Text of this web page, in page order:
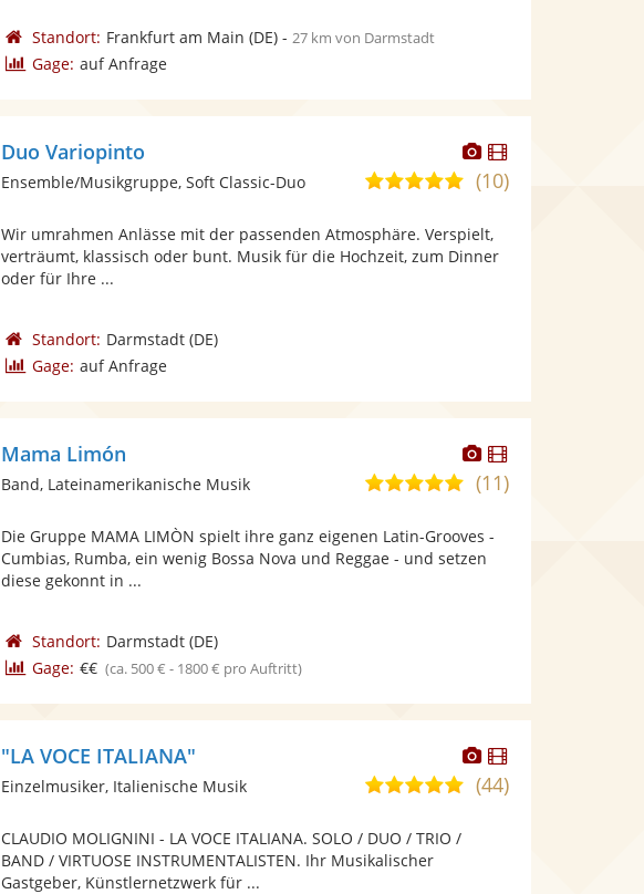
Standort: Frankfurt am Main (DE)- 27 km von Darmstadt
Gage: auf Anfrage
Dieser
Künstler
stellt
Fotos
bereit.
Dieser
Künstler
Duo Variopinto
5,0
5
Sternen
(10)
Ensemble/Musikgruppe, Soft Classic-Duo
Wir umrahmen Anlässe mit der passenden Atmosphäre. Verspielt,
verträumt, klassisch oder bunt. Musik für die Hochzeit, zum Dinner
oder für Ihre ...
Standort: Darmstadt(DE)
Gage: auf Anfrage
Dieser
Künstler
stellt
bereit.
Dieser
Künstler
Mama Limón
5,0
5
Sternen
(11)
Band, Lateinamerikanische Musik
Die Gruppe MAMA LIMÒN spielt ihre ganz eigenen Latin-Grooves -
Cumbias, Rumba, ein wenig Bossa Nova und Reggae - und setzen
diese gekonnt in ...
Standort: Darmstadt(DE)
Gage: €€ (ca. 500 € - 1800 € pro Auftritt)
Dieser
Künstler
stellt
Dieser
Künstler
"LA VOCE ITALIANA"
5,0(44)
Einzelmusiker, Italienische Musik
CLAUDIO MOLIGNINI - LA VOCE ITALIANA. SOLO / DUO / TRIO /
BAND / VIRTUOSE INSTRUMENTALISTEN. Ihr Musikalischer
Gastgeber, Künstlernetzwerk für ...